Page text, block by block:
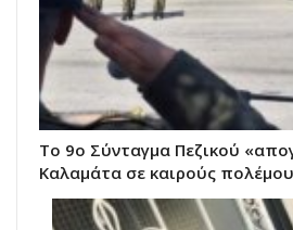
Το 9ο Σύνταγμα Πεζικού
Καλαμάτα σε καιρούς πολέμου